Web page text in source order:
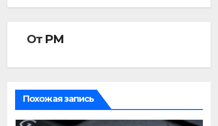
От РМ
Похожая запись